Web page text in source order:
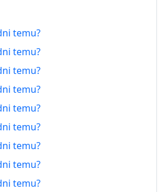
temu?
temu?
temu?
temu?
temu?
temu?
temu?
temu?
temu?